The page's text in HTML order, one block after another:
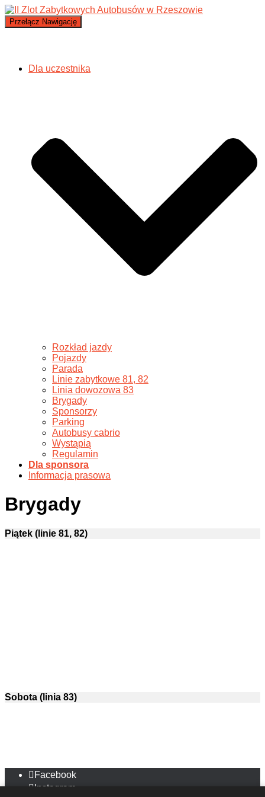
Przełącz Nawigację
Dla uczestnika
Rozkład jazdy
Pojazdy
Parada
Linie zabytkowe 81, 82
Linia dowozowa 83
Brygady
Sponsorzy
Parking
Autobusy cabrio
Wystąpią
Regulamin
Dla sponsora
Informacja prasowa
Brygady
Piątek (linie 81, 82)
Sobota (linia 83)
Facebook
Instagram